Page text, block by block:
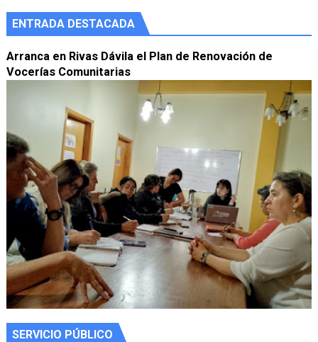
ENTRADA DESTACADA
Arranca en Rivas Dávila el Plan de Renovación de
Vocerías Comunitarias
SERVICIO PÚBLICO